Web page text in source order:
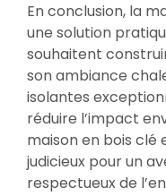
En conclusion, la
une solution
souhaitent
son ambiance
isolantes
réduire l’impact
maison en bois clé
judicieux pour un
respectueux de